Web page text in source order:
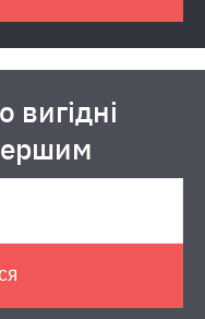
вигідні